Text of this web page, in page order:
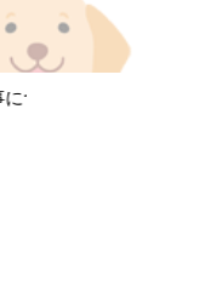
て徹底解説しています